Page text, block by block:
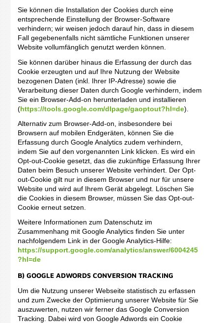
Sie können die Installation der Cookies durch eine
entsprechende Einstellung der Browser-Software
verhindern; wir weisen jedoch darauf hin, dass in diesem
Fall gegebenenfalls nicht sämtliche Funktionen unserer
Website vollumfänglich genutzt werden können.
Sie können darüber hinaus die Erfassung der durch das
Cookie erzeugten und auf Ihre Nutzung der Website
bezogenen Daten (inkl. Ihrer IP-Adresse) sowie die
Verarbeitung dieser Daten durch Google verhindern, indem
Sie ein Browser-Add-on herunterladen und installieren
(https://tools.google.com/dlpage/gaoptout?hl=de).
Alternativ zum Browser-Add-on, insbesondere bei
Browsern auf mobilen Endgeräten, können Sie die
Erfassung durch Google Analytics zudem verhindern,
indem Sie auf den vorgenannten Link klicken. Es wird ein
Opt-out-Cookie gesetzt, das die zukünftige Erfassung Ihrer
Daten beim Besuch unserer Website verhindert. Der Opt-
out-Cookie gilt nur in diesem Browser und nur für unsere
Website und wird auf Ihrem Gerät abgelegt. Löschen Sie
die Cookies in diesem Browser, müssen Sie das Opt-out-
Cookie erneut setzen.
Weitere Informationen zum Datenschutz im
Zusammenhang mit Google Analytics finden Sie unter
nachfolgendem Link in der Google Analytics-Hilfe:
https://support.google.com/analytics/answer/6004245
?hl=de
B) GOOGLE ADWORDS CONVERSION TRACKING
Um die Nutzung unserer Webseite statistisch zu erfassen
und zum Zwecke der Optimierung unserer Website für Sie
auszuwerten, nutzen wir ferner das Google Conversion
Tracking. Dabei wird von Google Adwords ein Cookie